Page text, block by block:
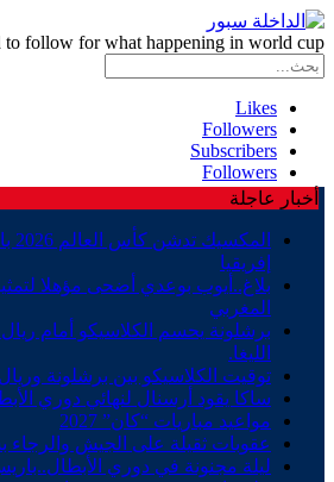
to follow for what happening in world cup
Likes
Followers
Subscribers
Followers
أخبار عاجلة
إفريقيا
بلاغ..أيوب بوعدي أضحى مؤهلا
المغربي
برشلونة يحسم الكلاسيكو أمام
الليغا.
توقيت الكلاسيكو بين برشلونة
ساكا يقود أرسنال لنهائي دوري
مواعيد مباريات “كان” 2027
عقوبات ثقيلة على الجيش والرجاء
ليلة مجنونة في دوري